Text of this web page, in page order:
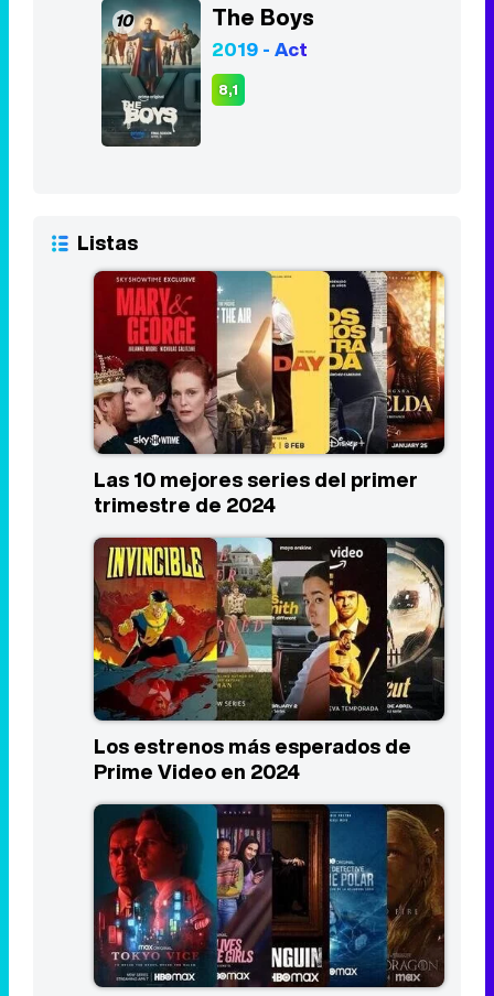
10 The Boys
2019 - Act
8,1
Listas
Las 10 mejores series del primer
trimestre de 2024
Los estrenos más esperados de
Prime Video en 2024